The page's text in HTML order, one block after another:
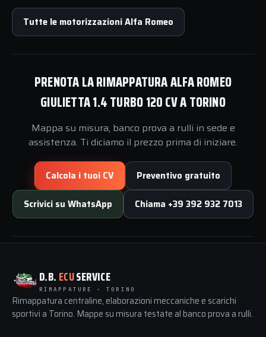
Tutte le motorizzazioni Alfa Romeo
PRENOTA LA RIMAPPATURA ALFA ROMEO
GIULIETTA 1.4 TURBO 120 CV A TORINO
Mappa su misura, banco prova a rulli in sede e
assistenza. Ti diciamo il prezzo prima di iniziare.
Calcola i tuoi CV Preventivo gratuito
Scrivici su WhatsApp Chiama +39 392 932 7013
D.B. ECUSERVICE
RIMAPPATURE · TORINO
Rimappatura centraline, elaborazioni meccaniche e scarichi
sportivi a Torino. Mappe su misura testate al banco prova a rulli.